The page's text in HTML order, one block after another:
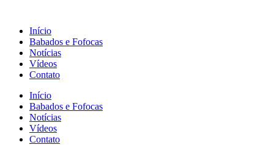
conteúdo
Início
Babados e Fofocas
Notícias
Vídeos
Contato
Início
Babados e Fofocas
Notícias
Vídeos
Contato